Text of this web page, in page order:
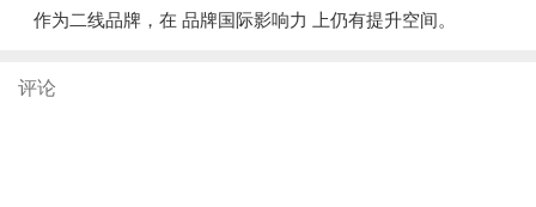
作为二线品牌，在 品牌国际影响力 上仍有提升空间。